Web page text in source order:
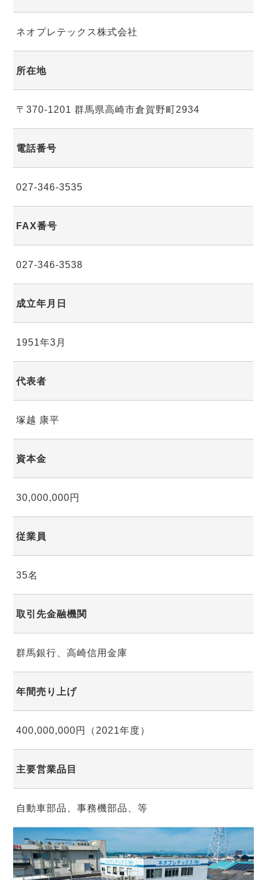
ネオプレテックス株式会社
所在地
〒370-1201群馬県高崎市倉賀野町2934
電話番号
027-346-3535
FAX番号
027-346-3538
成立年月日
1951年3月
代表者
塚越 康平
資本金
30,000,000円
従業員
35名
取引先金融機関
群馬銀行、高崎信用金庫
年間売り上げ
400,000,000円（2021年度）
主要営業品目
自動車部品、事務機部品、等